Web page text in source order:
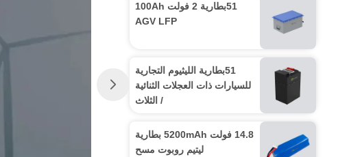
51بطارية 2 فولت 100Ah
AGV LFP
51بطارية الليثيوم التجارية
للسيارات ذات العجلات الثنائية
/ الثلاث
14.8 فولت 5200mAh بطارية
ليتيم روبوت مسح